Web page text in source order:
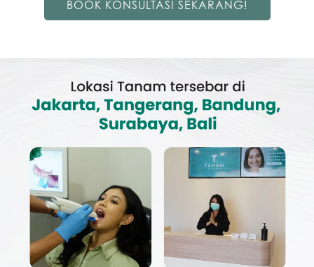
BOOK KONSULTASI SEKARANG!